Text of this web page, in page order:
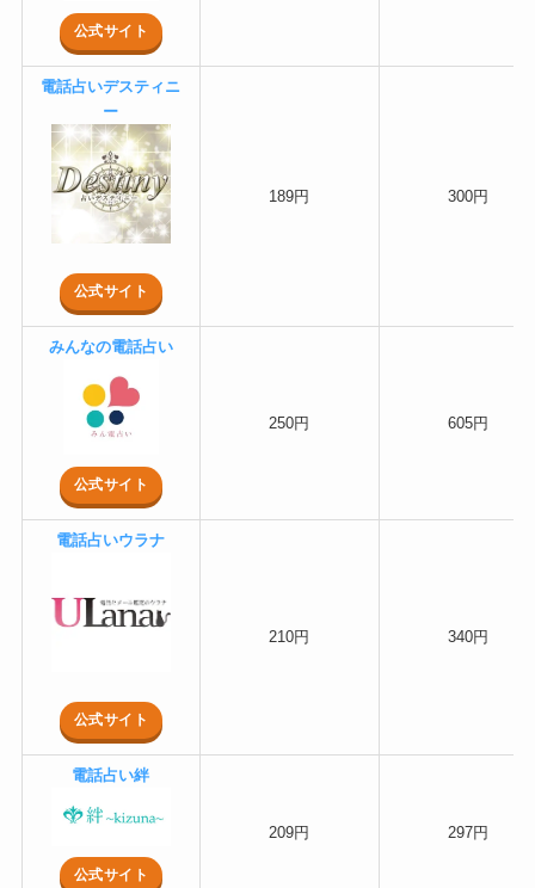
公式サイト
電話占いデスティニ
ー
公式サイト
189円 300円
みんなの電話占い
公式サイト
250円 605円
電話占いウラナ
公式サイト
210円 340円
電話占い絆
公式サイト
209円 297円